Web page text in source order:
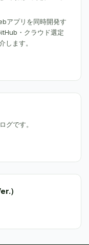
アプリを同時開発す
・クラウド選定
します。
グです。
）